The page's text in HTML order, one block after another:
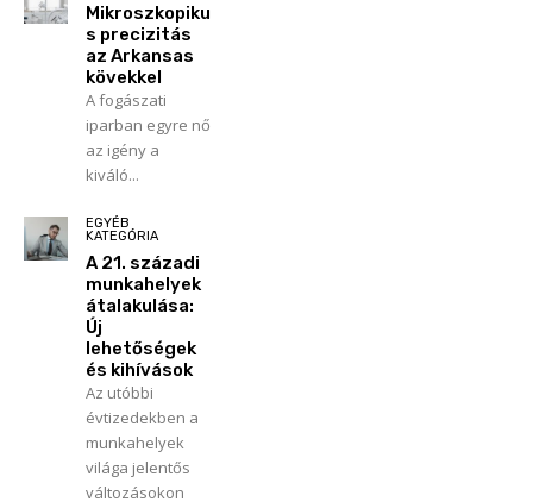
Mikroszkopiku
s precizitás
az Arkansas
kövekkel
A fogászati
iparban egyre nő
az igény a
kiváló...
EGYÉB
KATEGÓRIA
A 21. századi
munkahelyek
átalakulása:
Új
lehetőségek
és kihívások
Az utóbbi
évtizedekben a
munkahelyek
világa jelentős
változásokon